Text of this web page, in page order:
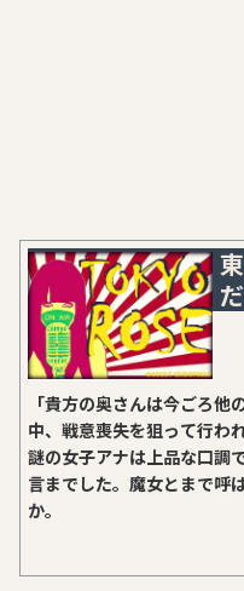
「貴方の奥さんは今ごろ
中、戦意喪失を狙って行わ
謎の女子アナは上品な口調
言までした。魔女とまで呼
か。